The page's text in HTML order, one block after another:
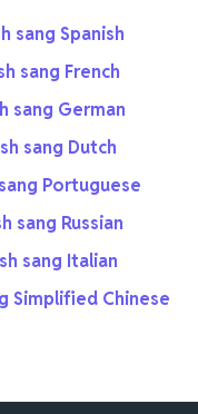
sang Spanish
sang French
sang German
sang Dutch
Portuguese
sang Russian
sang Italian
Simplified Chinese